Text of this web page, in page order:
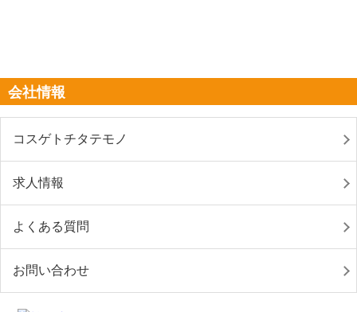
会社情報
コスゲトチタテモノ
求人情報
よくある質問
お問い合わせ